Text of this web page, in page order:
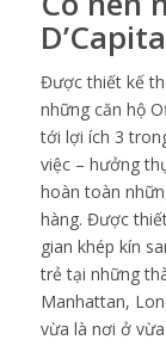
Được thiết kế
những căn hộ
tới lợi ích 3
việc – hưởng
hoàn toàn
hàng. Được
gian khép kín
trẻ tại những
Manhattan,
vừa là nơi ở